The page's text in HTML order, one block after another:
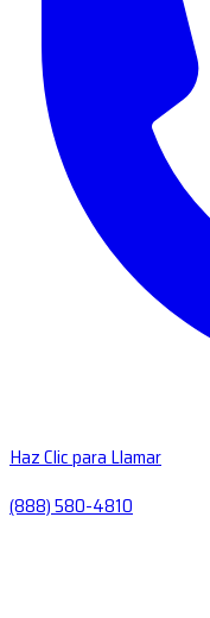
Haz Clic para Llamar
(888) 580-4810